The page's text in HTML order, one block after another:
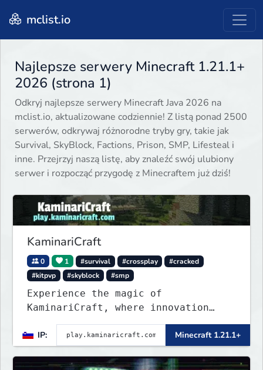
mclist.io
Najlepsze serwery Minecraft 1.21.1+
2026 (strona 1)
Odkryj najlepsze serwery Minecraft Java 2026 na
mclist.io, aktualizowane codziennie! Z listą ponad 2500
serwerów, odkrywaj różnorodne tryby gry, takie jak
Survival, SkyBlock, Factions, Prison, SMP, Lifesteal i
inne. Przejrzyj naszą listę, aby znaleźć swój ulubiony
serwer i rozpocząć przygodę z Minecraftem już dziś!
KaminariCraft
0 1 #survival #crossplay
#cracked
#kitpvp
#skyblock #smp
Experience the magic of
KaminariCraft, where innovation
meets adventure in the world of
Minecraft. Our server offers a
seamless and immersive experience
for both Java and Bedrock players
IP: Minecraft 1.21.1+